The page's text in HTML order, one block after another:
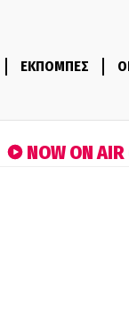
ΕΚΠΟΜΠΕΣ
NOW ON AIR